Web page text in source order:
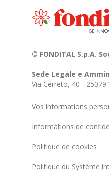
© FONDITAL S.p.A.
Sede Legale e
Via Cerreto, 40 - 25079
Vos informations
Informations de
Politique de cookies
Politique du Système